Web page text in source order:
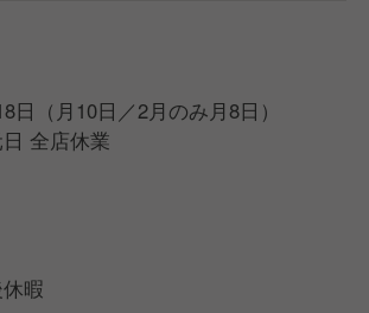
日（月10日／2月のみ月8日）
全店休業
暇